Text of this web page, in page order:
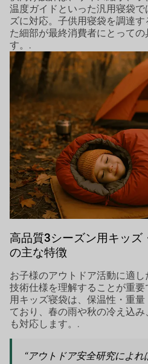
温度ガイドといった汎用寝袋
ズに対応。子供用寝袋を調達
た細部が最終消費者にとって
す。.
高品質3シーズン用キッズ
の主な特徴
お子様のアウトドア活動に適
技術仕様を理解することが重
用キッズ寝袋は、保温性・重
ており、春の雨や秋の冷え込
も対応します。.
“アウトドア安全研究によ